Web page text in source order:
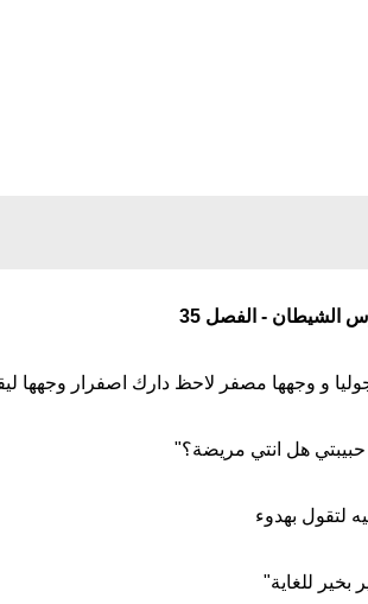
الشيطان - الفصل 35
و وجهها مصفر لاحظ دارك اصفرار وجهها
حبيبتي هل انتي مريضة؟"
لتقول بهدوء
بخير للغاية"